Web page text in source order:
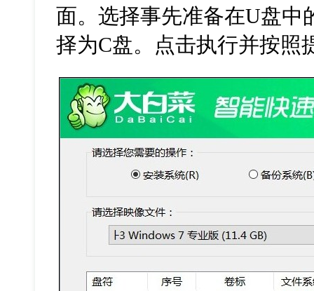
面。选择事先准备在U盘中
择为C盘。点击执行并按照